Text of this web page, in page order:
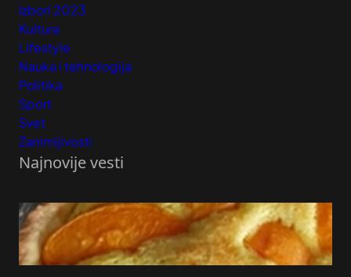
Izbori 2023
Kultura
Lifestyle
Nauka i tehnologija
Politika
Sport
Svet
Zanimljivosti
Najnovije vesti